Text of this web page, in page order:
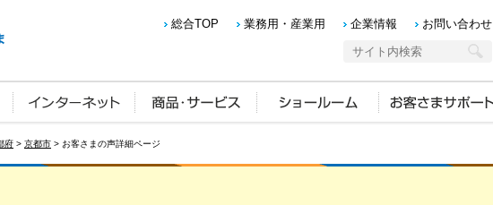
総合TOP 業務用・産業用 企業情報 お問い合わせ
府 > 京都市 > お客さまの声詳細ページ